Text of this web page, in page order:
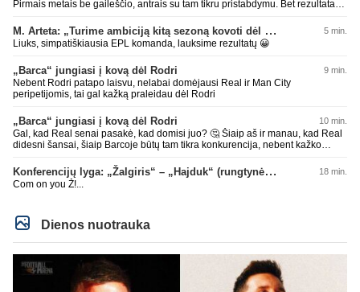
Pirmais metais be gaileščio, antrais su tam tikru pristabdymu. Bet rezultatas
M. Arteta: „Turime ambiciją kitą sezoną kovoti dėl visų titulų“ 5 min.
Liuks, simpatiškiausia EPL komanda, lauksime rezultatų 😀
„Barca“ jungiasi į kovą dėl Rodri 9 min.
Nebent Rodri patapo laisvu, nelabai domėjausi Real ir Man City
peripetijomis, tai gal kažką praleidau dėl Rodri
„Barca“ jungiasi į kovą dėl Rodri 10 min.
Gal, kad Real senai pasakė, kad domisi juo? 🤔 Šiaip aš ir manau, kad Real
didesni šansai, šiaip Barcoje būtų tam tikra konkurencija, nebent kažko
beveik pusę rinktinės Barcos žaidėjų, realiai su kaip kuriai jau būtų
susižaides. O Real vėl bus prisipirks žvaigždžių ir sėdės be titulų. Nors
dabartiniai pirkimai ir atrodytų grėsmingi klausimas kaip komandoje
kirmėlių irštva, o ne klubas. To pačio Mbappe jau gaila, Prancūzijos rinktinėj
buvo dėl nesėkmių. Beje Man City su Barca man atrodo geresni santykiai,
neinsu Real, tai čia ir klausimas. Nes Rodri gal nori į Real, bet klausimas ar
Man City su Real susitars.
Konferencijų lyga: „Žalgiris“ – „Hajduk“ (rungtynės tiesiogiai) 18 min.
Com on you Ž!...
Dienos nuotrauka